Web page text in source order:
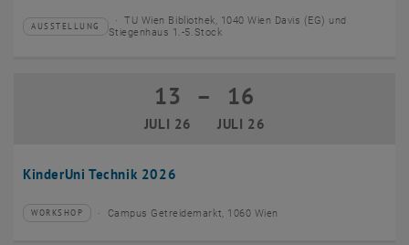
Veranstaltungstyp:
AUSSTELLUNG
Veranstaltungsort:
TU Wien Bibliothek, 1040 Wien Davis (EG) und
Stiegenhaus 1.-5.Stock
KinderUni Technik 2026
13
JULI 26
13 Juli 2026 bis 16 Juli 2026
– 16
JULI 26
Veranstaltungstyp:
WORKSHOP
Veranstaltungsort:Campus Getreidemarkt, 1060 Wien